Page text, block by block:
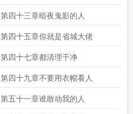
第四十三章暗夜鬼影的人
第四十五章你就是省城大佬
第四十七章都清理干净
第四十九章不要用衣帽看人
第五十一章谁敢动我的人